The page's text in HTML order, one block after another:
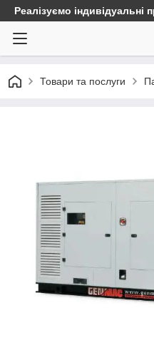
Реалізуємо індивідуальні
Товари та послуги